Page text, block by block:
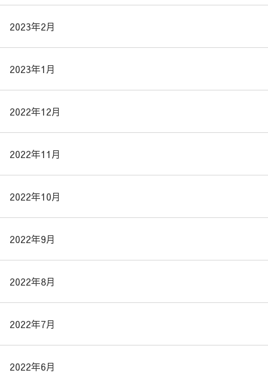
2023年2月
2023年1月
2022年12月
2022年11月
2022年10月
2022年9月
2022年8月
2022年7月
2022年6月